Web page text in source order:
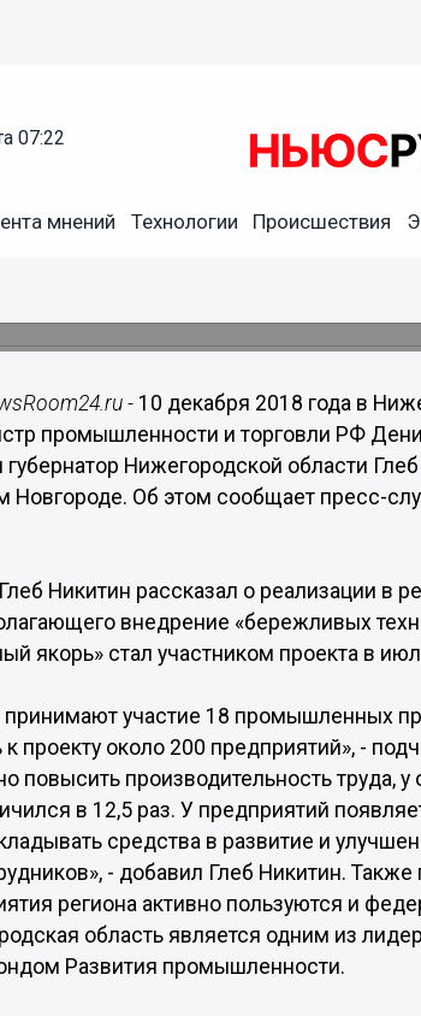
07:22
мнений Технологии Происшествия
Мантуров посетили завод
- 10 декабря 2018 года в
промышленности и торговли РФ
Нижегородской области
Об этом сообщает пресс-
Никитин рассказал о реализации в
внедрение «бережливых
якорь» стал участником проекта в
принимают участие 18 промышленных
проекту около 200 предприятий», -
повысить производительность труда, у
в 12,5 раз. У предприятий
средства в развитие и
- добавил Глеб Никитин. Также
региона активно пользуются и
область является одним из
Развития промышленности.